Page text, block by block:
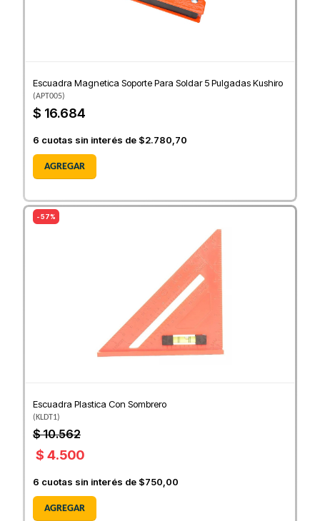
Escuadra Magnetica Soporte Para Soldar 5 Pulgadas Kushiro
(APT005)
$ 16.684
6 cuotas sin interés de $2.780,70
AGREGAR
- 57%
Escuadra Plastica Con Sombrero
(KLDT1)
$ 10.562
$ 4.500
6 cuotas sin interés de $750,00
AGREGAR